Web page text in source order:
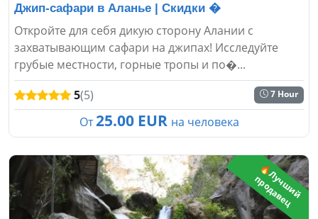
Джип-сафари в Аланье | Скидки �
Откройте для себя дикую сторону Алании с
захватывающим сафари на джипах! Исследуйте
грубые местности, горные тропы и по�...
5(5) 7 Hour
От 25.00 EUR на человека
🔥
Л
у
ч
ш
и
й
п
р
о
д
а
в
е
ц